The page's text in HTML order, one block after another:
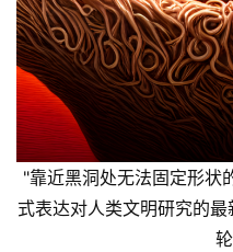
"靠近黑洞处无法固定形状
式表达对人类文明研究的